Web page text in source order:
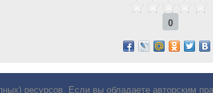
0
ресурсов. Если вы обладаете авторским